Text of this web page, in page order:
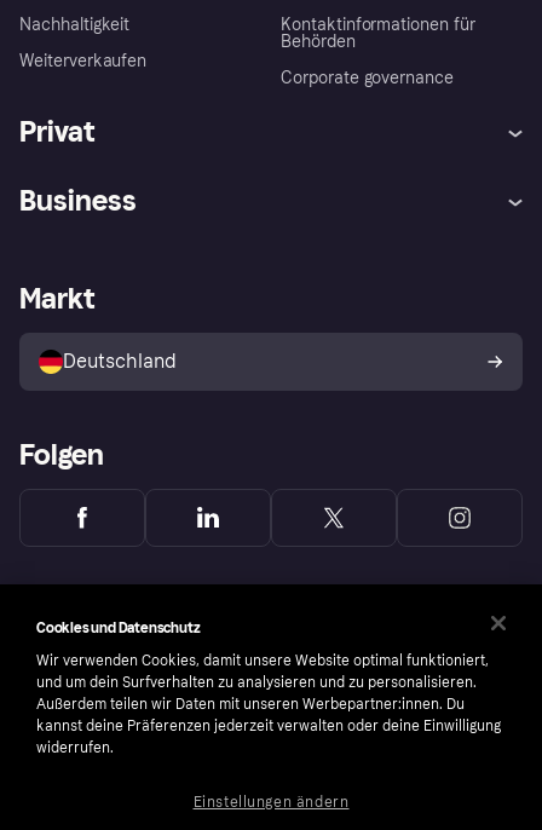
Nachhaltigkeit
Weiterverkaufen
Kontaktinformationen für
Behörden
Corporate governance
Privat
Klarna App
Shops entdecken
Käuferschutzrichtlinie
Dein Widerrufsrecht
Business
Händlerportal
Markt
Deutschland
Folgen
Cookies und Datenschutz
Wir verwenden Cookies, damit unsere Website optimal funktioniert,
und um dein Surfverhalten zu analysieren und zu personalisieren.
Außerdem teilen wir Daten mit unseren Werbepartner:innen. Du
kannst deine Präferenzen jederzeit verwalten oder deine Einwilligung
widerrufen.
Einstellungen ändern